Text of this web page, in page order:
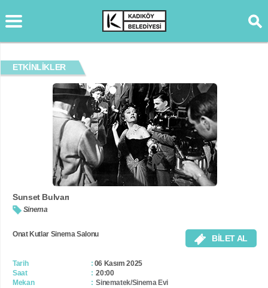
ETKİNLİKLER
Sunset Bulvarı
Sinema
BİLET AL
Tarih
06 Kasım 2025
Saat
20:00
Mekan
Sinematek/Sinema Evi
Onat Kutlar Sinema Salonu